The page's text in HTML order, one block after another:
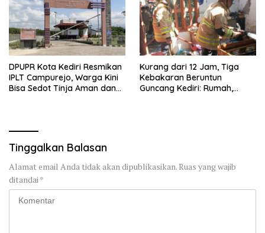
DPUPR Kota Kediri Resmikan
IPLT Campurejo, Warga Kini
Bisa Sedot Tinja Aman dan
Kurang dari 12 Jam, Tiga
Kebakaran Beruntun
Guncang Kediri: Rumah,
Tinggalkan Balasan
Alamat email Anda tidak akan dipublikasikan.Ruas yang wajib
ditandai*